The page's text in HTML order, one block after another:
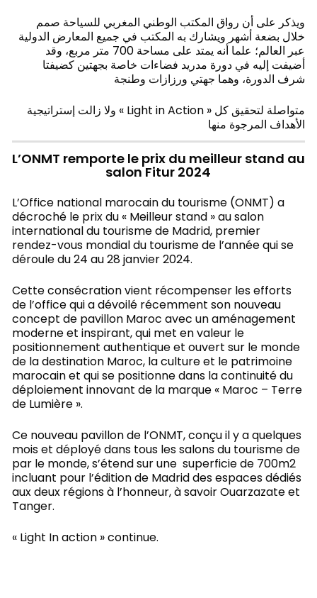
ويذكر على أن رواق المكتب الوطني المغربي للسياحة صمم
خلال بضعة أشهر ويشارك به المكتب في جميع المعارض الدولية
عبر العالم؛ علما أنه يمتد على مساحة 700 متر مربع، وقد
أضيفت إليه في دورة مدريد فضاءات خاصة بجهتين كضيفتا
شرف الدورة، وهما جهتي ورزازات وطنجة
ولا زالت إستراتيجية « Light in Action » متواصلة لتحقيق كل
الأهداف المرجوة منها
L’ONMT remporte le prix du meilleur stand au
salon Fitur 2024
L’Office national marocain du tourisme (ONMT) a
décroché le prix du « Meilleur stand » au salon
international du tourisme de Madrid, premier
rendez-vous mondial du tourisme de l’année qui se
déroule du 24 au 28 janvier 2024.
Cette consécration vient récompenser les efforts
de l’office qui a dévoilé récemment son nouveau
concept de pavillon Maroc avec un aménagement
moderne et inspirant, qui met en valeur le
positionnement authentique et ouvert sur le monde
de la destination Maroc, la culture et le patrimoine
marocain et qui se positionne dans la continuité du
déploiement innovant de la marque « Maroc – Terre
de Lumière ».
Ce nouveau pavillon de l’ONMT, conçu il y a quelques
mois et déployé dans tous les salons du tourisme de
par le monde, s’étend sur une superficie de 700m2
incluant pour l’édition de Madrid des espaces dédiés
aux deux régions à l’honneur, à savoir Ouarzazate et
Tanger.
« Light In action » continue.